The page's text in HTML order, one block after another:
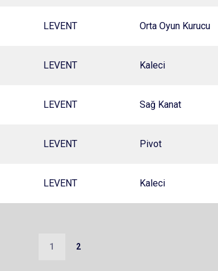
LEVENT Orta Oyun Kurucu
LEVENT Kaleci
LEVENT Sağ Kanat
LEVENT Pivot
LEVENT Kaleci
1 2